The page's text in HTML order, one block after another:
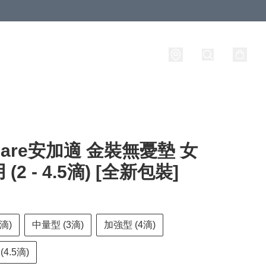
安加適 金裝無憂墊 女
(2 - 4.5滴) [全新包裝]
) 中量型 (3滴) 加強型 (4滴)
滴)